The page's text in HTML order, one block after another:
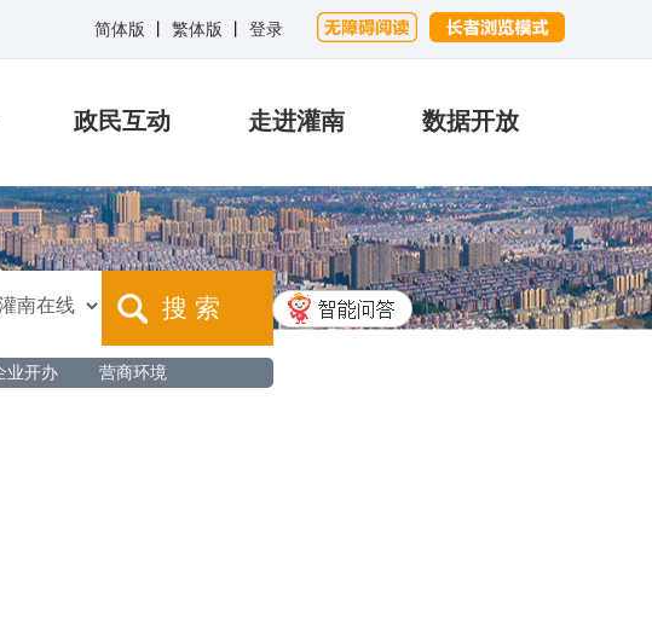
简体版 繁体版 登录
政民互动 走进灌南 数据开放
搜 索
业开办 营商环境